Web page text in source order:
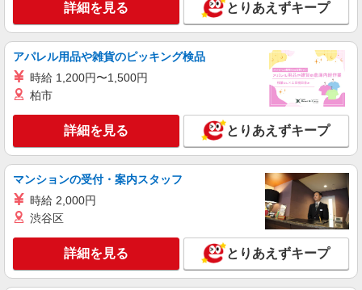
詳細を見る とりあえずキープ
アパレル用品や雑貨のピッキング検品
時給 1,200円〜1,500円
柏市
詳細を見る とりあえずキープ
マンションの受付・案内スタッフ
時給 2,000円
渋谷区
詳細を見る とりあえずキープ